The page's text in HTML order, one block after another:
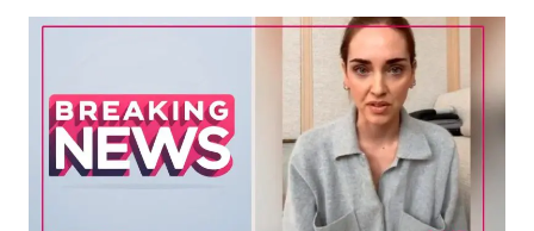
Benessere
Casa
Cucina e Ricette
Consigli di Cucina